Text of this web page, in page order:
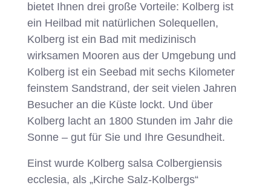
bietet Ihnen drei große Vorteile: Kolberg ist
ein Heilbad mit natürlichen Solequellen,
Kolberg ist ein Bad mit medizinisch
wirksamen Mooren aus der Umgebung und
Kolberg ist ein Seebad mit sechs Kilometer
feinstem Sandstrand, der seit vielen Jahren
Besucher an die Küste lockt. Und über
Kolberg lacht an 1800 Stunden im Jahr die
Sonne – gut für Sie und Ihre Gesundheit.
Einst wurde Kolberg salsa Colbergiensis
ecclesia, als „Kirche Salz-Kolbergs“